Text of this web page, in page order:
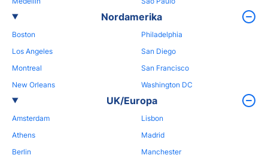
Nordamerika
Boston
Los Angeles
Montreal
New Orleans
Philadelphia
San Diego
San Francisco
Washington DC
UK/Europa
Amsterdam
Athens
Berlin
Lisbon
Madrid
Manchester